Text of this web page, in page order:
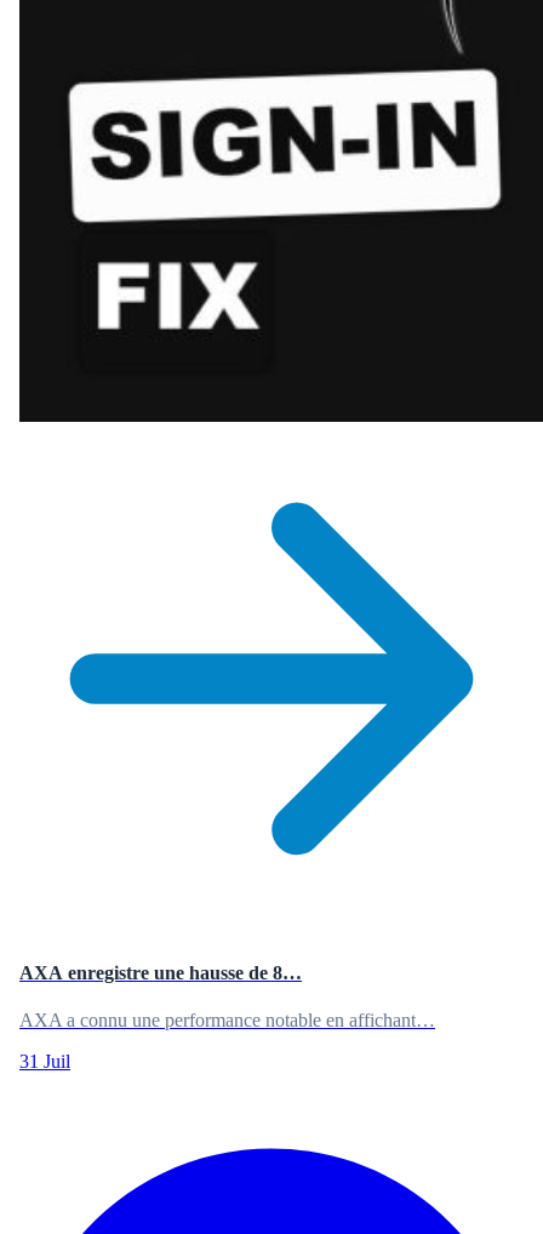
AXA enregistre une hausse de 8…
AXA a connu une performance notable en affichant…
31 Juil